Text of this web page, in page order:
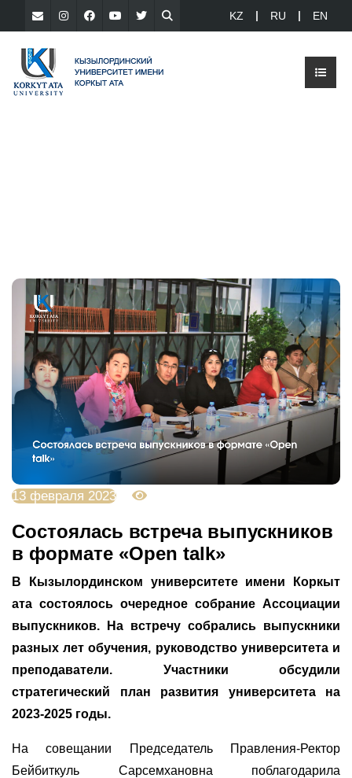
KZ RU EN
13 февраля 2023
Состоялась встреча выпускников
в формате «Open talk»
В Кызылординском университете имени Коркыт
ата состоялось очередное собрание Ассоциации
выпускников. На встречу собрались выпускники
разных лет обучения, руководство университета и
преподаватели. Участники обсудили
стратегический план развития университета на
2023-2025 годы.
На совещании Председатель Правления-Ректор
Бейбиткуль Сарсемхановна поблагодарила